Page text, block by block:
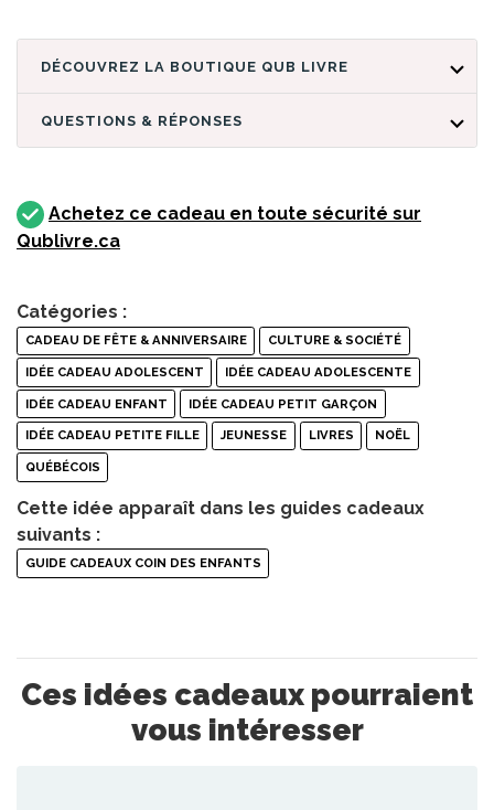
DÉCOUVREZ LA BOUTIQUE QUB LIVRE
QUESTIONS & RÉPONSES
Achetez ce cadeau en toute sécurité sur
Qublivre.ca
Catégories :
CADEAU DE FÊTE & ANNIVERSAIRE CULTURE & SOCIÉTÉ
IDÉE CADEAU ADOLESCENT IDÉE CADEAU ADOLESCENTE
IDÉE CADEAU ENFANT IDÉE CADEAU PETIT GARÇON
IDÉE CADEAU PETITE FILLE JEUNESSE LIVRES NOËL
QUÉBÉCOIS
Cette idée apparaît dans les guides cadeaux
suivants :
GUIDE CADEAUX COIN DES ENFANTS
Ces idées cadeaux pourraient
vous intéresser